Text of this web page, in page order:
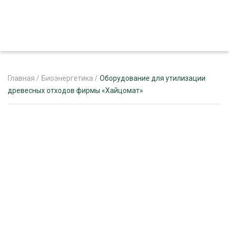
Главная / Биоэнергетика / Оборудование для утилизации
древесных отходов фирмы «Хайцомат»